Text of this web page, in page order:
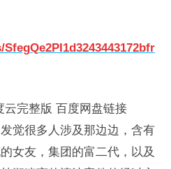
云完整版 百度网盘链接
觉很多人涉及那边边，含有
女友，集团的富二代，以及